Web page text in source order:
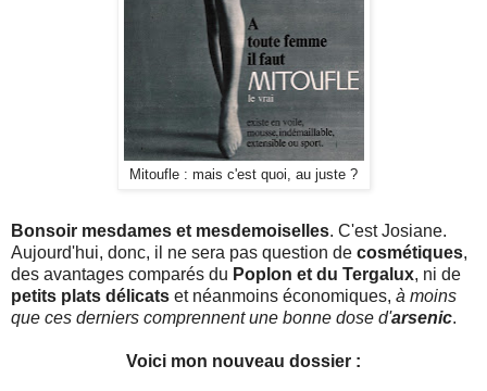
Mitoufle : mais c'est quoi, au juste ?
Bonsoir mesdames et mesdemoiselles. C'est Josiane.
Aujourd'hui, donc, il ne sera pas question de cosmétiques,
des avantages comparés du Poplon et du Tergalux, ni de
petits plats délicats et néanmoins économiques, à moins
que ces derniers comprennent une bonne dose d'arsenic.
Voici mon nouveau dossier :